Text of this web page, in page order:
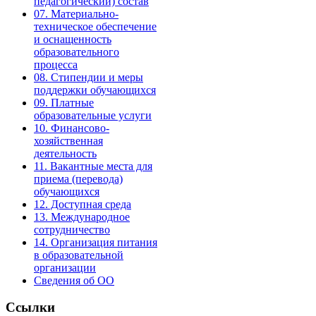
07. Материально-
техническое обеспечение
и оснащенность
образовательного
процесса
08. Стипендии и меры
поддержки обучающихся
09. Платные
образовательные услуги
10. Финансово-
хозяйственная
деятельность
11. Вакантные места для
приема (перевода)
обучающихся
12. Доступная среда
13. Международное
сотрудничество
14. Организация питания
в образовательной
организации
Сведения об ОО
Ссылки